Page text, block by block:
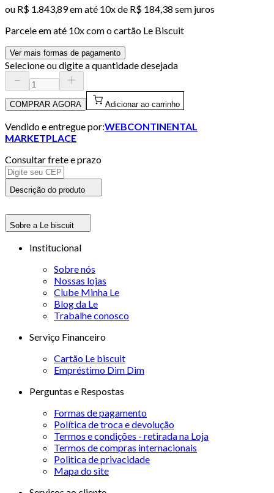
ou R$ 1.843,89em até 10x de R$ 184,38 sem juros
Parcele em até 10x com o cartão Le Biscuit
Ver mais formas de pagamento
Selecione ou digite a quantidade desejada
COMPRAR AGORA Adicionar ao carrinho
Vendido e entregue por:WEBCONTINENTAL
MARKETPLACE
Consultar frete e prazo
Descrição do produto
Sobre a Le biscuit
Institucional
Sobre nós
Nossas lojas
Clube Minha Le
Blog da Le
Trabalhe conosco
Serviço Financeiro
Cartão Le biscuit
Empréstimo Dim Dim
Perguntas e Respostas
Formas de pagamento
Política de troca e devolução
Termos e condições - retirada na Loja
Termos de compras internacionais
Politica de privacidade
Mapa do site